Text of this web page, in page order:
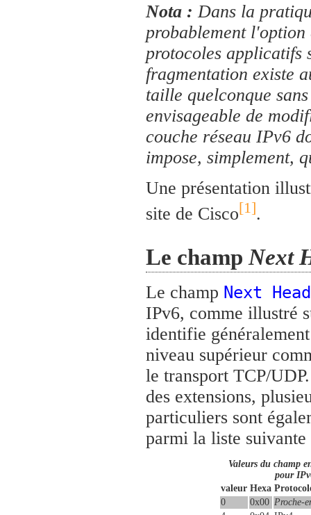
Nota : Dans la
probablement
protocoles applicatifs
fragmentation existe
taille quelconque
envisageable de
couche réseau IPv6
impose, simplement,
Une présentation
site de Cisco[1].
Le champ Next
Le champ Next
IPv6, comme illustré
identifie
niveau supérieur
le transport TCP/
des extensions,
particuliers sont
parmi la liste suivante
Valeurs du champ
pour
valeur Hexa
0
0x00 Proche-